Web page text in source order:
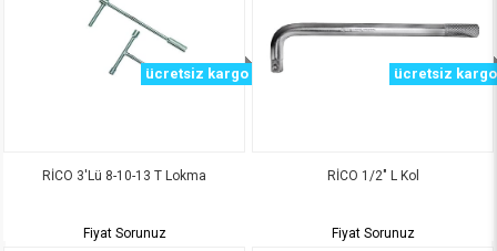
RİCO 3'Lü 8-10-13 T Lokma
ücretsiz kargo
Fiyat Sorunuz
RİCO 1/2" L Kol
ücretsiz kargo
Fiyat Sorunuz